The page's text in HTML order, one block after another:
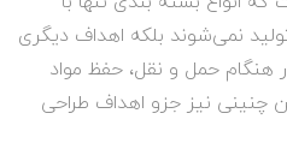
نمی‌شوند بلکه اهداف دیگری
حمل و نقل، حفظ مواد
چنینی نیز جزو اهداف طراحی